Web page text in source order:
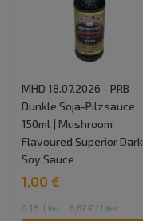
MHD 18.07.2026 - PRB
Dunkle Soja-Pilzsauce
150ml | Mushroom
Flavoured Superior Dark
Soy Sauce
1,00 €
0.15 Liter | 6,67 € / Liter